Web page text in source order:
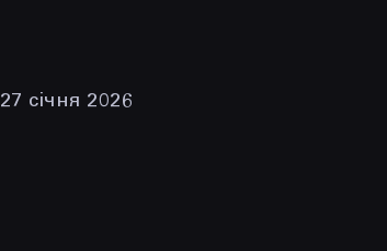
27 січня 2026